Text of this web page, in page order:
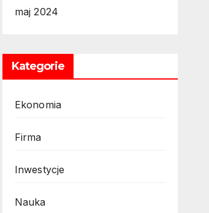
maj 2024
Kategorie
Ekonomia
Firma
Inwestycje
Nauka